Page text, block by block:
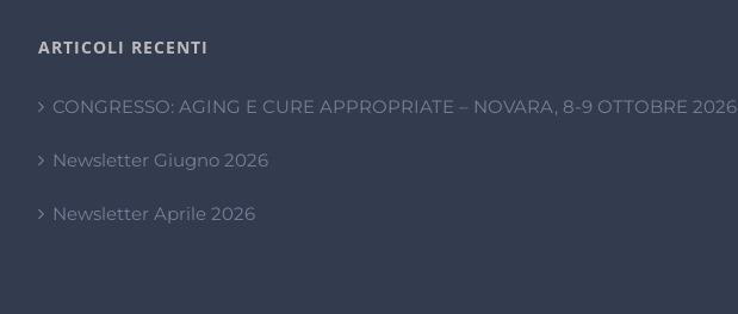
ARTICOLI RECENTI
CONGRESSO: AGING E CURE APPROPRIATE – NOVARA, 8-9 OTTOBRE 2026
Newsletter Giugno 2026
Newsletter Aprile 2026